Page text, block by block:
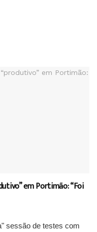
em Portimão: “Foi
sessão de testes com